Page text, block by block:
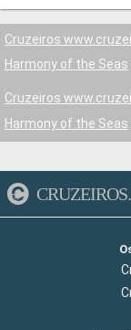
Cruzeiros
Harmony of the Seas
Cruzeiros
Harmony of the Seas